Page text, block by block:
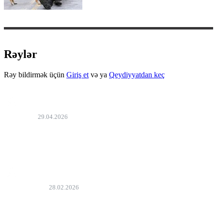
Rəylər
Rəy bildirmək üçün Giriş et və ya Qeydiyyatdan keç
29.04.2026
28.02.2026